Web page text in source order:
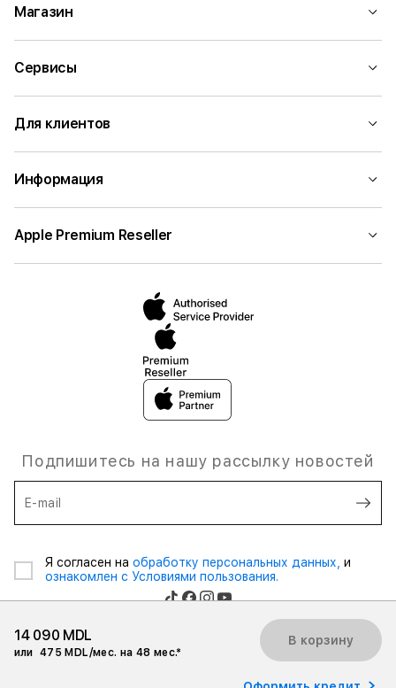
14 090 MDL
или 475 MDL/мес. на 48 мес.*
В корзину
Магазин
Сервисы
Для клиентов
Информация
Apple Premium Reseller
Подпишитесь на нашу рассылку новостей
E-mail
Я согласен на обработку персональных данных, и
ознакомлен с Условиями пользования.
© 2026 iSpace Moldova. Все права защищены.